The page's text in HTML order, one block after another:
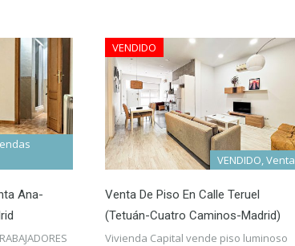
Ana-
VENDIDO
VENDIDO, Venta
Venta De Piso En Calle Teruel
(Tetuán-Cuatro Caminos-Madrid)
Vivienda Capital vende piso luminoso